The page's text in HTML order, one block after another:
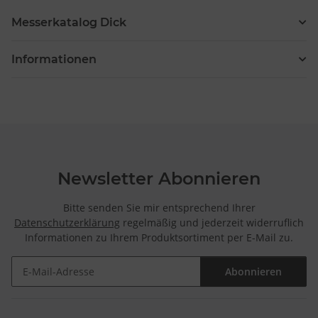
Messerkatalog Dick
Informationen
Newsletter Abonnieren
Bitte senden Sie mir entsprechend Ihrer
Datenschutzerklärung regelmäßig und jederzeit widerruflich
Informationen zu Ihrem Produktsortiment per E-Mail zu.
Abonnieren